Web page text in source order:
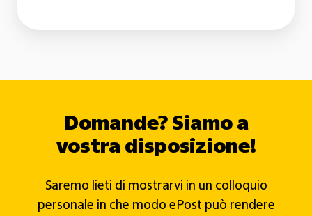
Domande? Siamo a
vostra disposizione!
Saremo lieti di mostrarvi in un colloquio
personale in che modo ePost può rendere